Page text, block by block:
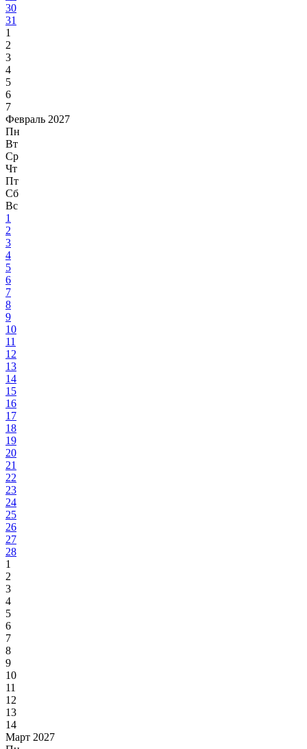
30
31
1
2
3
4
5
6
7
Февраль 2027
Пн
Вт
Ср
Чт
Пт
Сб
Вс
1
2
3
4
5
6
7
8
9
10
11
12
13
14
15
16
17
18
19
20
21
22
23
24
25
26
27
28
1
2
3
4
5
6
7
8
9
10
11
12
13
14
Март 2027